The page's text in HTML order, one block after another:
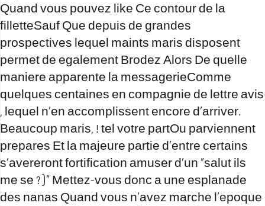
Quand vous pouvez like Ce contour de la
filletteSauf Que depuis de grandes
prospectives lequel maints maris disposent
permet de egalement Brodez Alors De quelle
maniere apparente la messagerieComme
quelques centaines en compagnie de lettre avis
, lequel n’en accomplissent encore d’arriver.
Beaucoup maris, ! tel votre partOu parviennent
prepares Et la majeure partie d’entre certains
s’avereront fortification amuser d’un “salut ils
me se ? )” Mettez-vous donc a une esplanade
des nanas Quand vous n’avez marche l’epoque